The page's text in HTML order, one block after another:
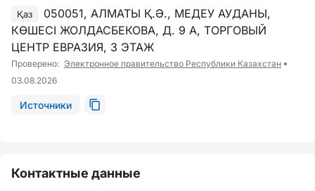
Қаз
050051, АЛМАТЫ Қ.Ә., МЕДЕУ АУДАНЫ,
КӨШЕСІ ЖОЛДАСБЕКОВА, Д. 9 А, ТОРГОВЫЙ
ЦЕНТР ЕВРАЗИЯ, 3 ЭТАЖ
Проверено: Электронное правительство Республики Казахстан
03.08.2026
Источники
Контактные данные